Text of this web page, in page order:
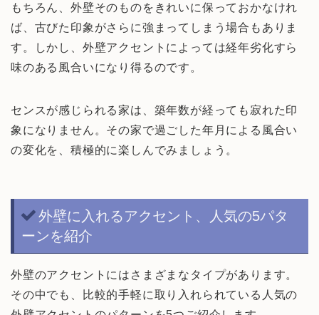
もちろん、外壁そのものをきれいに保っておかなけれ
ば、古びた印象がさらに強まってしまう場合もありま
す。しかし、外壁アクセントによっては経年劣化すら
味のある風合いになり得るのです。
センスが感じられる家は、築年数が経っても寂れた印
象になりません。その家で過ごした年月による風合い
の変化を、積極的に楽しんでみましょう。
外壁に入れるアクセント、人気の5パタ
ーンを紹介
外壁のアクセントにはさまざまなタイプがあります。
その中でも、比較的手軽に取り入れられている人気の